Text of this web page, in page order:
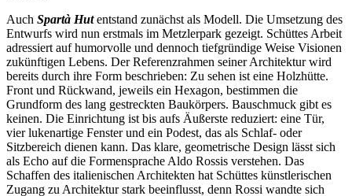
Auch Spartà Hutentstand zunächst als Modell. Die Umsetzung des
Entwurfs wird nun erstmals im Metzlerpark gezeigt. Schüttes Arbeit
adressiert auf humorvolle und dennoch tiefgründige Weise Visionen
zukünftigen Lebens. Der Referenzrahmen seiner Architektur wird
bereits durch ihre Form beschrieben: Zu sehen ist eine Holzhütte.
Front und Rückwand, jeweils ein Hexagon, bestimmen die
Grundform des lang gestreckten Baukörpers. Bauschmuck gibt es
keinen. Die Einrichtung ist bis aufs Äußerste reduziert: eine Tür,
vier lukenartige Fenster und ein Podest, das als Schlaf- oder
Sitzbereich dienen kann. Das klare, geometrische Design lässt sich
als Echo auf die Formensprache Aldo Rossis verstehen. Das
Schaffen des italienischen Architekten hat Schüttes künstlerischen
Zugang zu Architektur stark beeinflusst, denn Rossi wandte sich